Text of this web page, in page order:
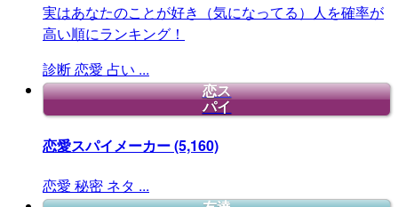
実はあなたのことが好き（気になってる）人を確率が
高い順にランキング！
診断恋愛 占い ...
恋ス
パイ
恋愛スパイメーカー(5,160)
恋愛 秘密 ネタ ...